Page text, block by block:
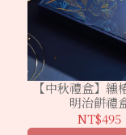
【中秋禮盒】纁
明治餅禮
NT$495